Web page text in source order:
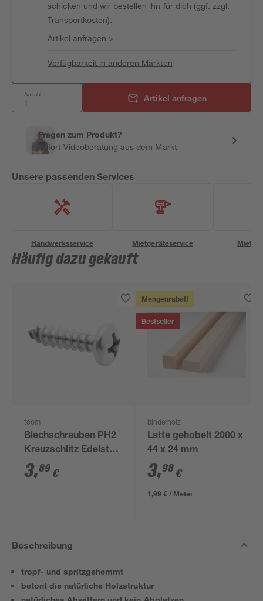
schicken und wir bestellen ihn für dich (ggf. zzgl.
Transportkosten).
Artikel anfragen >
Verfügbarkeit in anderen Märkten
Anzahl: Artikel anfragen
Fragen zum Produkt?
Sofort-Videoberatung aus dem Markt
Unsere passenden Services
Handwerksservice Mietgeräteservice
Häufig dazu gekauft
toom
Blechschrauben PH2
Kreuzschlitz Edelstahl
3,5 x 13 mm 10 Stück
3,89 €
Mengenrabatt
Bestseller
binderholz
Latte gehobelt 2000 x
44 x 24 mm
3,98 €
1,99 € / Meter
Beschreibung
tropf- und spritzgehemmt
betont die natürliche Holzstruktur